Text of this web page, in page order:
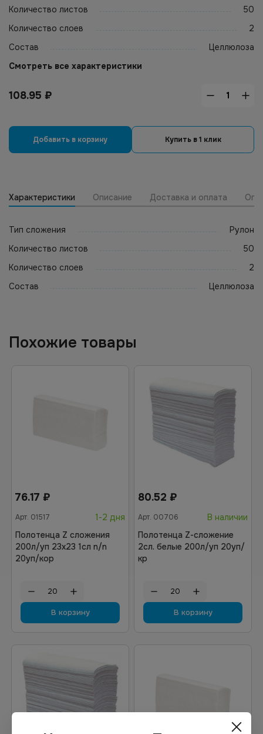
Количество листов
50
Количество слоев
2
Состав
Целлюлоза
Смотреть все характеристики
108.95 ₽
Добавить в корзину Купить в 1 клик
Характеристики Описание Доставка и оплата
Тип сложения
Рулон
Количество листов
50
Количество слоев
2
Состав
Целлюлоза
Похожие товары
76.17 ₽
Арт. 01517
1-2 дня
Полотенца Z сложения
200л/уп 23х23 1сл n/n
20уп/кор
В корзину
80.52 ₽
Арт. 00706
В наличии
Полотенца Z-сложение
2сл. белые 200л/уп 20уп/
кр
В корзину